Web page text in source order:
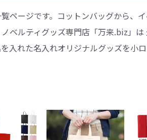
用品 工具
レットペーパー ボックスティ
時計 照明
ップ・ビニール 保存容器
災・防犯グッズ 美容・健康
器 癒しグッズ
啓発グッズ その他
アウトドア・レジ
伐材 ライスレジン
工作イベントセット 定番イベント
保全への取り組み
）
ページです。コットンバッグから、
ベルティグッズ専門店「万来.biz」
入れた名入れオリジナルグッズを小